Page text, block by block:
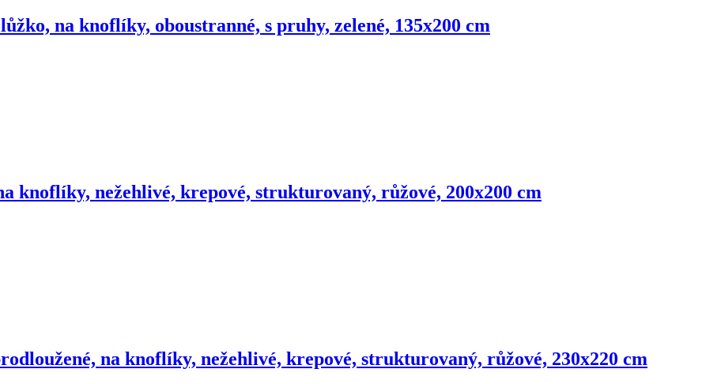
na knoflíky, oboustranné, s pruhy, zelené, 135x200 cm
knoflíky, nežehlivé, krepové, strukturovaný, růžové, 200x200 cm
na knoflíky, nežehlivé, krepové, strukturovaný, růžové, 230x220 cm